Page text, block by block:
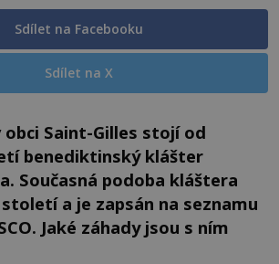
Sdílet na Facebooku
Sdílet na X
obci Saint-Gilles stojí od
benediktinský klášter
Současná podoba kláštera
a je zapsán na seznamu
Jaké záhady jsou s ním